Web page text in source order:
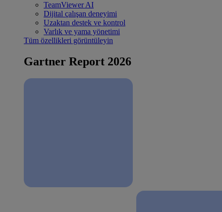
TeamViewer AI
Dijital çalışan deneyimi
Uzaktan destek ve kontrol
Varlık ve yama yönetimi
Tüm özellikleri görüntüleyin
Gartner Report 2026